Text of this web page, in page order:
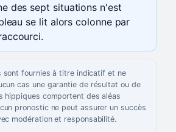
des sept situations n'est
se lit alors colonne par
sont fournies à titre indicatif et ne
cas une garantie de résultat ou de
hippiques comportent des aléas
pronostic ne peut assurer un succès
modération et responsabilité.